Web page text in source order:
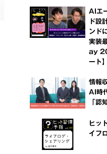
AIエ
ド設
ンド
実装
ay
ート】
情報
AI時
「認
ヒッ
イフ